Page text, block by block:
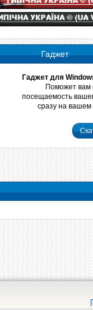
Гаджет
Гаджет для
Поможет вам
посещаемость
сразу на вашем